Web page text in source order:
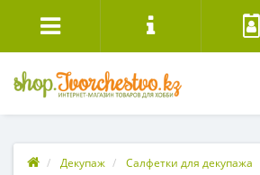
Декупаж Салфетки для декупажа